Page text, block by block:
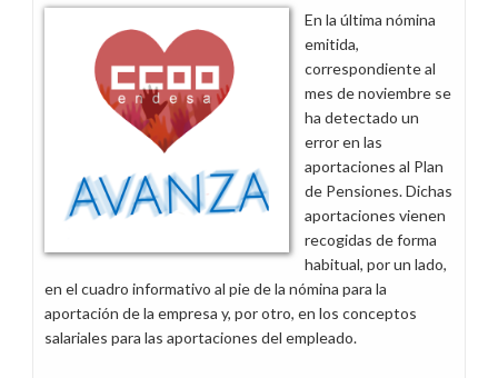
Fluido
Eléctrico”
la
nómina
de
marzo
En la última nómina
emitida,
correspondiente al
mes de noviembre se
ha detectado un
error en las
aportaciones al Plan
de Pensiones. Dichas
aportaciones vienen
recogidas de forma
habitual, por un lado,
en el cuadro informativo al pie de la nómina para la
aportación de la empresa y, por otro, en los conceptos
salariales para las aportaciones del empleado.